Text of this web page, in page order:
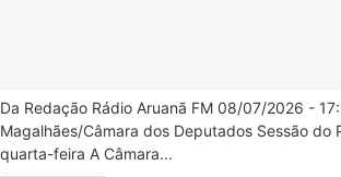
Da Redação Rádio Aruanã FM 08/07/2026 -
Magalhães/Câmara dos Deputados Sessão do
quarta-feira A Câmara...